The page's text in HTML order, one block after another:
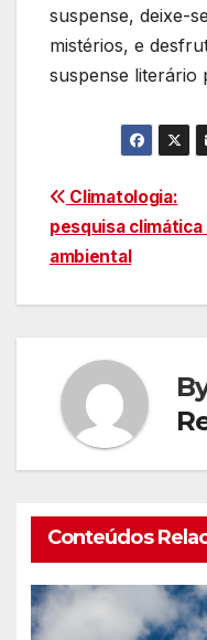
suspense, deixe-
mistérios, e
suspense literário
de
Post
Climatologia:
pesquisa climática
ambiental
Conteúdos